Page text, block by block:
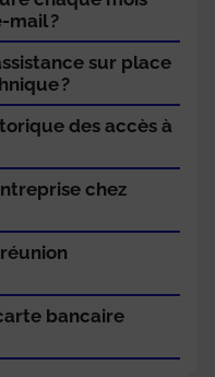
?
sur place
?
des accès à
chez
bancaire